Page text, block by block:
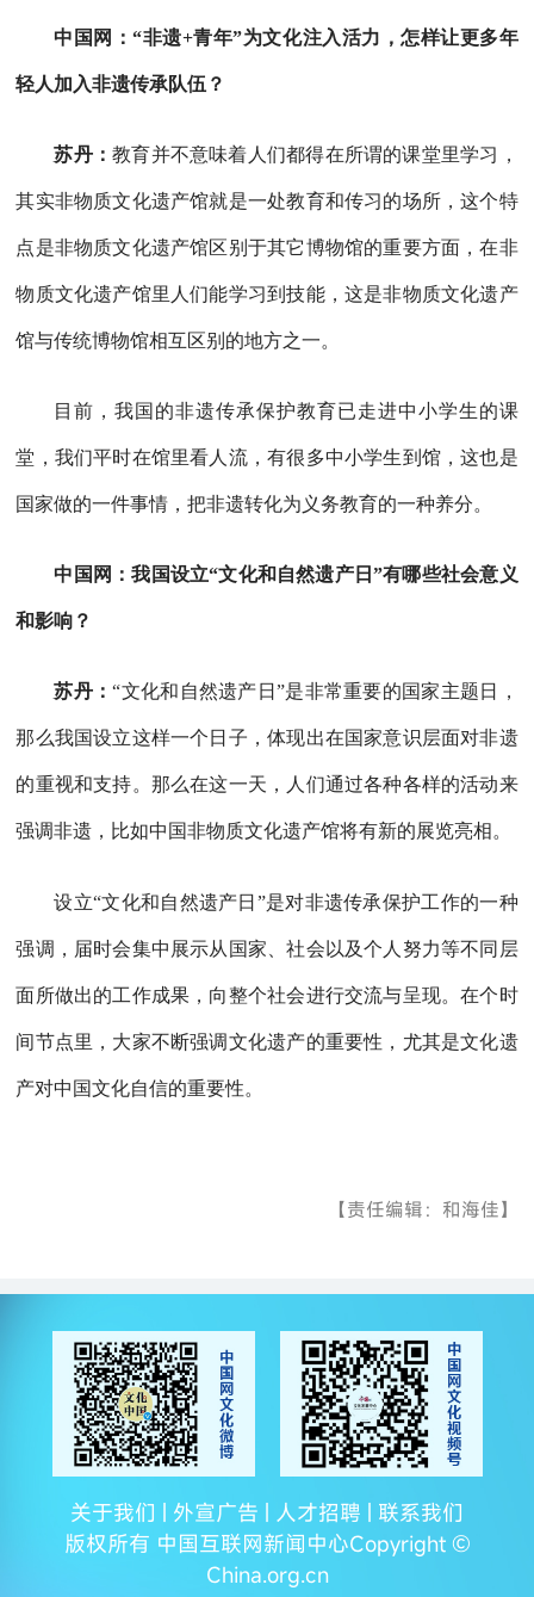
中国网：“非遗+青年”为文化注入活力，怎样让更多年
轻人加入非遗传承队伍？
苏丹：教育并不意味着人们都得在所谓的课堂里学习，
其实非物质文化遗产馆就是一处教育和传习的场所，这个特
点是非物质文化遗产馆区别于其它博物馆的重要方面，在非
物质文化遗产馆里人们能学习到技能，这是非物质文化遗产
馆与传统博物馆相互区别的地方之一。
目前，我国的非遗传承保护教育已走进中小学生的课
堂，我们平时在馆里看人流，有很多中小学生到馆，这也是
国家做的一件事情，把非遗转化为义务教育的一种养分。
中国网：我国设立“文化和自然遗产日”有哪些社会意义
和影响？
苏丹：“文化和自然遗产日”是非常重要的国家主题日，
那么我国设立这样一个日子，体现出在国家意识层面对非遗
的重视和支持。那么在这一天，人们通过各种各样的活动来
强调非遗，比如中国非物质文化遗产馆将有新的展览亮相。
设立“文化和自然遗产日”是对非遗传承保护工作的一种
强调，届时会集中展示从国家、社会以及个人努力等不同层
面所做出的工作成果，向整个社会进行交流与呈现。在个时
间节点里，大家不断强调文化遗产的重要性，尤其是文化遗
产对中国文化自信的重要性。
【责任编辑：和海佳】
关于我们 | 外宣广告 | 人才招聘 | 联系我们
版权所有 中国互联网新闻中心Copyright ©
China.org.cn